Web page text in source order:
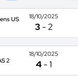
US
18/10/2025
3 -2
2
18/10/2025
4 -1